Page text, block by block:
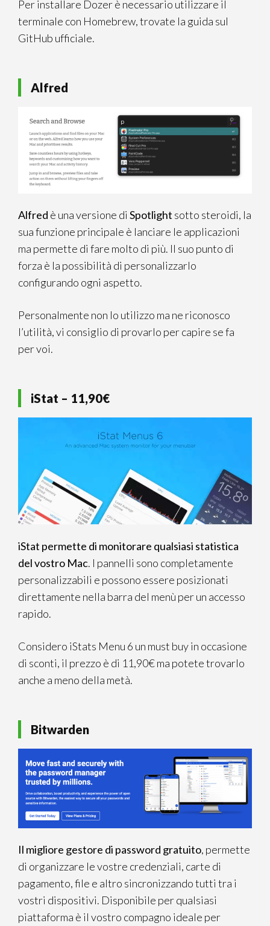
Per installare Dozer è necessario utilizzare il
terminale con Homebrew, trovate la guida sul
GitHub ufficiale.
Alfred
Alfred è una versione di Spotlight sotto steroidi, la
sua funzione principale è lanciare le applicazioni
ma permette di fare molto di più. Il suo punto di
forza è la possibilità di personalizzarlo
configurando ogni aspetto.
Personalmente non lo utilizzo ma ne riconosco
l’utilità, vi consiglio di provarlo per capire se fa
per voi.
iStat – 11,90€
iStat permette di monitorare qualsiasi statistica
del vostro Mac. I pannelli sono completamente
personalizzabili e possono essere posizionati
direttamente nella barra del menù per un accesso
rapido.
Considero iStats Menu 6 un must buy in occasione
di sconti, il prezzo è di 11,90€ ma potete trovarlo
anche a meno della metà.
Bitwarden
Il migliore gestore di password gratuito, permette
di organizzare le vostre credenziali, carte di
pagamento, file e altro sincronizzando tutti tra i
vostri dispositivi. Disponibile per qualsiasi
piattaforma è il vostro compagno ideale per